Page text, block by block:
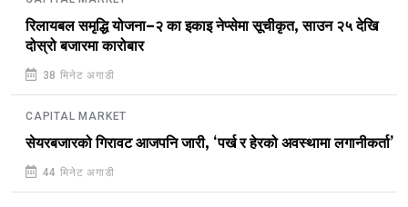
रिलायबल समृद्धि योजना–२ का इकाइ नेप्सेमा सूचीकृत, साउन २५ देखि
दोस्रो बजारमा कारोबार
38 मिनेट अगाडी
CAPITAL MARKET
सेयरबजारको गिरावट आजपनि जारी, ‘पर्ख र हेरको अवस्थामा लगानीकर्ता’
44 मिनेट अगाडी